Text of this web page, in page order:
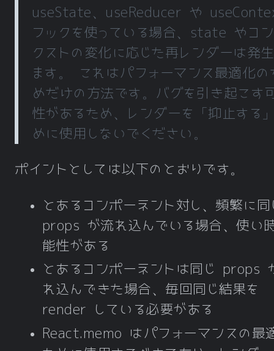
useState、useReducer や
フックを使っている場合、state やコ
クストの変化に応じた再レンダーは発
ます。 これはパフォーマンス最適化の
めだけの方法です。バグを引き起こす
性があるため、レンダーを「抑止する
めに使用しないでください。
ポイントとしては以下のとおりです。
とあるコンポーネント対し、頻繁に同
props が流れ込んでいる場合、使い
能性がある
とあるコンポーネントは同じ props
れ込んできた場合、毎回同じ結果を
render している必要がある
React.memo はパフォーマンスの最